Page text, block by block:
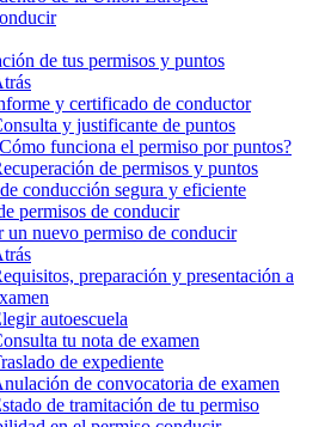
de tus permisos y puntos
y certificado de conductor
y justificante de puntos
funciona el permiso por puntos?
de permisos y puntos
conducción segura y eficiente
permisos de conducir
un nuevo permiso de conducir
preparación y presentación a
autoescuela
tu nota de examen
de expediente
de convocatoria de examen
de tramitación de tu permiso